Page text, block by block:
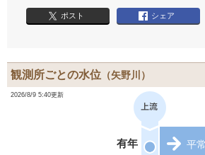
ポスト シェア
観測所ごとの水位 （矢野川）
2026/8/9 5:40更新
有年 平常